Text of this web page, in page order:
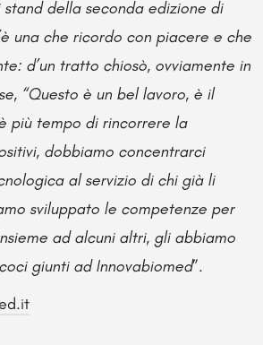
della seconda edizione di
una che ricordo con piacere e che
d’un tratto chiosò, ovviamente in
“Questo è un bel lavoro, è il
più tempo di rincorrere la
dobbiamo concentrarci
al servizio di chi già li
sviluppato le competenze per
ad alcuni altri, gli abbiamo
giunti ad Innovabiomed”.